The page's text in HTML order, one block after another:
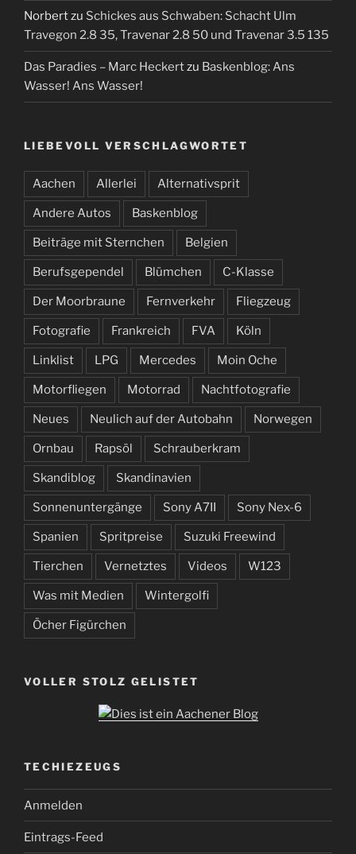
Norbertzu Schickes aus Schwaben: Schacht Ulm
Travegon 2.8 35, Travenar 2.8 50 und Travenar 3.5 135
Das Paradies – Marc Heckertzu Baskenblog: Ans
Wasser! Ans Wasser!
LIEBEVOLL VERSCHLAGWORTET
Aachen Allerlei Alternativsprit
Andere Autos Baskenblog
Beiträge mit Sternchen Belgien
Berufsgependel Blümchen C-Klasse
Der Moorbraune Fernverkehr Fliegzeug
Fotografie Frankreich FVA Köln
Linklist LPG Mercedes Moin Oche
Motorfliegen Motorrad Nachtfotografie
Neues Neulich auf der Autobahn Norwegen
Ornbau Rapsöl Schrauberkram
Skandiblog Skandinavien
Sonnenuntergänge Sony A7II Sony Nex-6
Spanien Spritpreise Suzuki Freewind
Tierchen Vernetztes Videos W123
Was mit Medien Wintergolfi
Öcher Figürchen
VOLLER STOLZ GELISTET
TECHIEZEUGS
Anmelden
Eintrags-Feed